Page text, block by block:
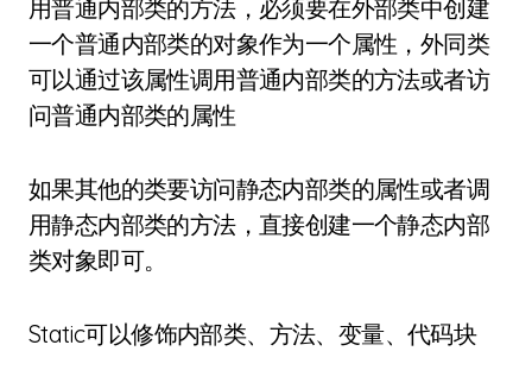
用普通内部类的方法，必须要在外部类中创建
一个普通内部类的对象作为一个属性，外同类
可以通过该属性调用普通内部类的方法或者访
问普通内部类的属性
如果其他的类要访问静态内部类的属性或者调
用静态内部类的方法，直接创建一个静态内部
类对象即可。
Static可以修饰内部类、方法、变量、代码块